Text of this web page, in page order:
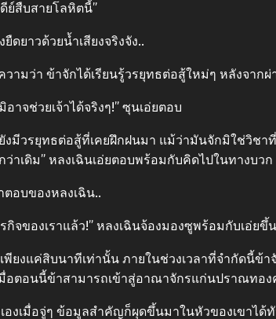
ย์สืบสายโลหิตนี้”
ดยาวด้วยน้ำเสียงจริงจัง..
ามว่า ข้าจักได้เรียนรู้วรยุทธต่อสู้ใหม่ๆ หลังจาก
าจช่วยเจ้าได้จริงๆ!” ซุนเอ่ยตอบ
ยังมีวรยุทธต่อสู้ที่เคยฝึกฝนมา แม้ว่ามันจักมิใช่วิ
าเดิม” หลงเฉินเอ่ยตอบพร้อมกับคิดไปในทางบวก
อบของหลงเฉิน..
รกิจของเราแล้ว!” หลงเฉินจ้องมองซูพร้อมกับเอ่ยขึ้
พียงแค่สิบนาทีเท่านั้น ภายในช่วงเวลาที่จำกัดนี้ข้
ตอนนี้ข้าสามารถเข้าสู่อาณาจักรแก่นปราณทองค
งเมื่อจู่ๆ ข้อมูลสำคัญก็ผุดขึ้นมาในหัวของเขาได้ทั